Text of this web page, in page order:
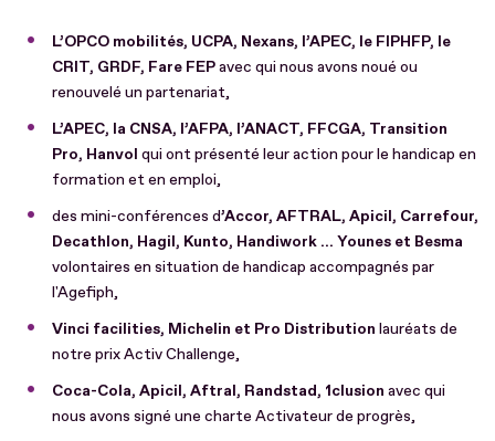
L’OPCO mobilités, UCPA, Nexans, l’APEC, le FIPHFP, le
CRIT, GRDF, Fare FEPavec qui nous avons noué ou
renouvelé un partenariat,
L’APEC, la CNSA, l’AFPA, l’ANACT, FFCGA, Transition
Pro, Hanvol qui ont présenté leur action pour le handicap en
formation et en emploi,
des mini-conférences d’Accor, AFTRAL, Apicil, Carrefour,
Decathlon, Hagil, Kunto, Handiwork ... Younes et Besma
volontaires en situation de handicap accompagnés par
l'Agefiph,
Vinci facilities, Michelin et Pro Distribution lauréats de
notre prix Activ Challenge,
Coca-Cola, Apicil, Aftral, Randstad, 1clusion avec qui
nous avons signé une charte Activateur de progrès,